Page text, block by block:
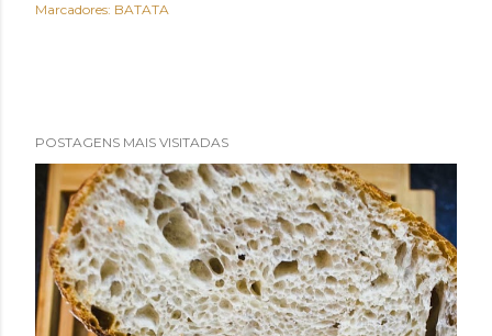
Marcadores: BATATA
POSTAGENS MAIS VISITADAS